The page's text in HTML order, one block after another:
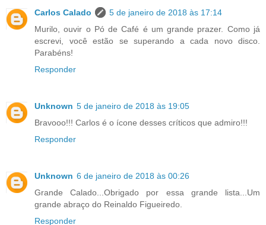
Carlos Calado
5 de janeiro de 2018 às 17:14
Murilo, ouvir o Pó de Café é um grande prazer. Como já
escrevi, você estão se superando a cada novo disco.
Parabéns!
Responder
Unknown 5 de janeiro de 2018 às 19:05
Bravooo!!! Carlos é o ícone desses críticos que admiro!!!
Responder
Unknown 6 de janeiro de 2018 às 00:26
Grande Calado...Obrigado por essa grande lista...Um
grande abraço do Reinaldo Figueiredo.
Responder